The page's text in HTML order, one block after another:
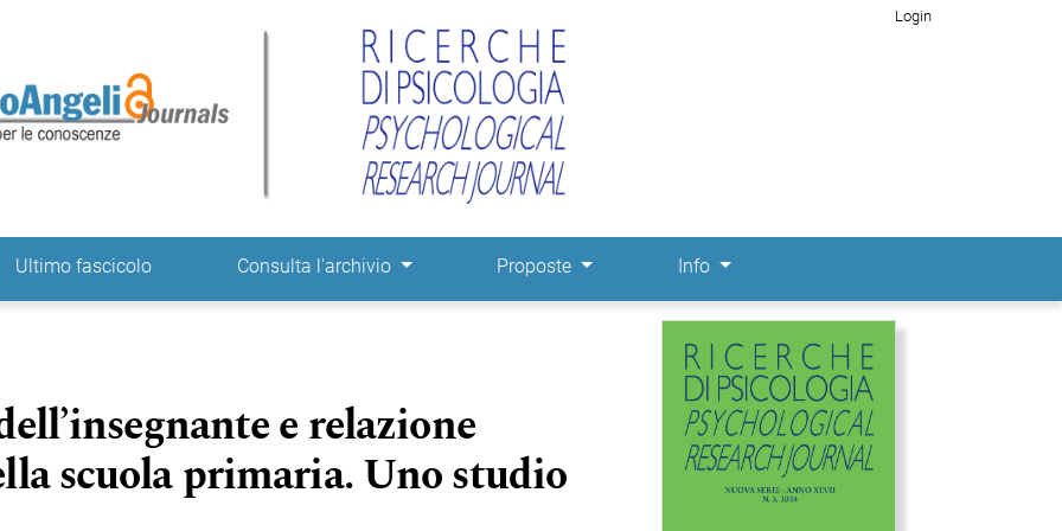
Login
Ultimo fascicolo Consulta l'archivio Proposte Info
e relazione
scuola primaria. Uno studio
Immagine di copertina